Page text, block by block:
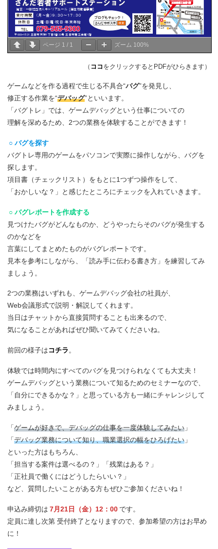
ページ 1 / 1 ズーム 100%
（ ココ をクリックするとPDFがひらきます）
ゲームなどを作る過程で生じる不具合“バグ”を発見し、
修正する作業を“デバッグ”といいます。
「バグトレ」では、ゲームデバッグという仕事についての
理解を深めるため、2つの業務を体験することができます！
○ バグを探す
バグトレ専用のゲームをパソコンで実際に操作しながら、バグを
探します。
項目書（チェックリスト）をもとに1つずつ操作をして、
「おかしいな？」と感じたところにチェックを入れていきます。
○ バグレポートを作成する
見つけたバグがどんなものか、どうやったらそのバグが発生する
のかなどを
言葉にしてまとめたものがバグレポートです。
見本を参考にしながら、「読み手に伝わる書き方」を練習してみ
ましょう。
2つの業務はいずれも、ゲームデバッグ会社の社員が、
Web会議形式で説明・解説してくれます。
当日はチャットから直接質問することも出来るので、
気になることがあればぜひ聞いてみてくださいね。
前回の様子はコチラ。
体験では時間内にすべてのバグを見つけられなくても大丈夫！
ゲームデバッグという業務について知るためのセミナーなので、
「自分にできるかな？」と思っている方も一緒にチャレンジして
みましょう。
「ゲームが好きで、デバッグの仕事を一度体験してみたい 」
「デバッグ業務について知り、職業選択の幅をひろげたい 」
といった方はもちろん、
「担当する案件は選べるの？」「残業はある？」
「正社員で働くにはどうしたらいい？」
など、質問したいことがある方もぜひご参加くださいね！
申込み締切は 7月21日（金）12：00 です。
定員に達し次第 受付終了となりますので、参加希望の方はお早め
に！